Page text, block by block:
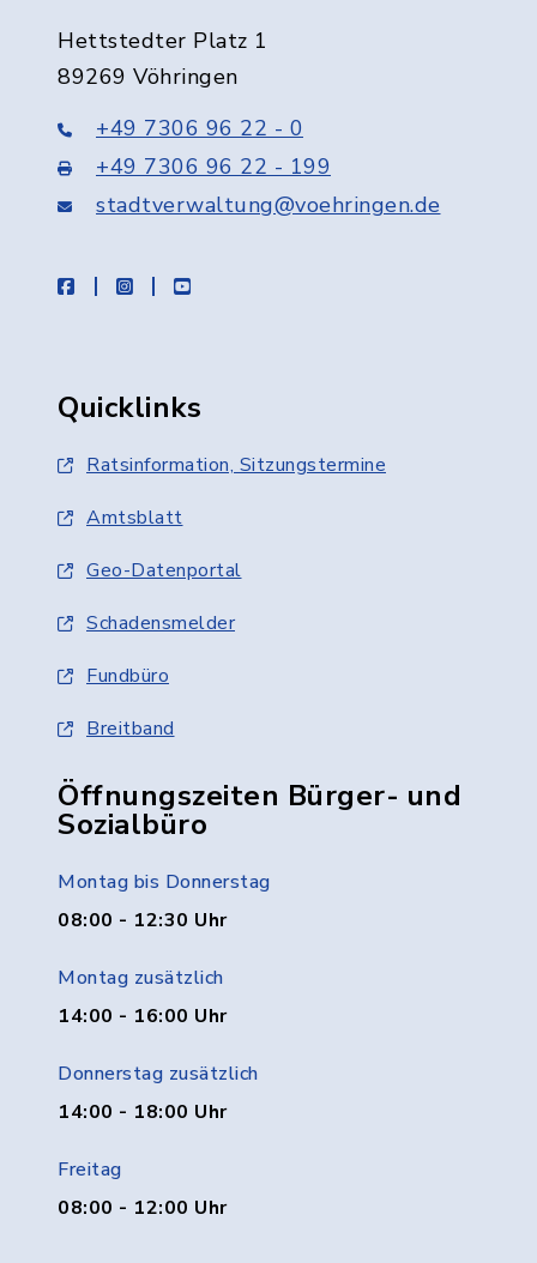
Hettstedter Platz 1
89269 Vöhringen
+49 7306 96 22 - 0
+49 7306 96 22 - 199
stadtverwaltung@voehringen.de
facebookinstagramyoutube
Quicklinks
Ratsinformation, Sitzungstermine
Amtsblatt
Geo-Datenportal
Schadensmelder
Fundbüro
Breitband
Öffnungszeiten Bürger- und
Sozialbüro
Montag bis Donnerstag
08:00 - 12:30 Uhr
Montag zusätzlich
14:00 - 16:00 Uhr
Donnerstag zusätzlich
14:00 - 18:00 Uhr
Freitag
08:00 - 12:00 Uhr